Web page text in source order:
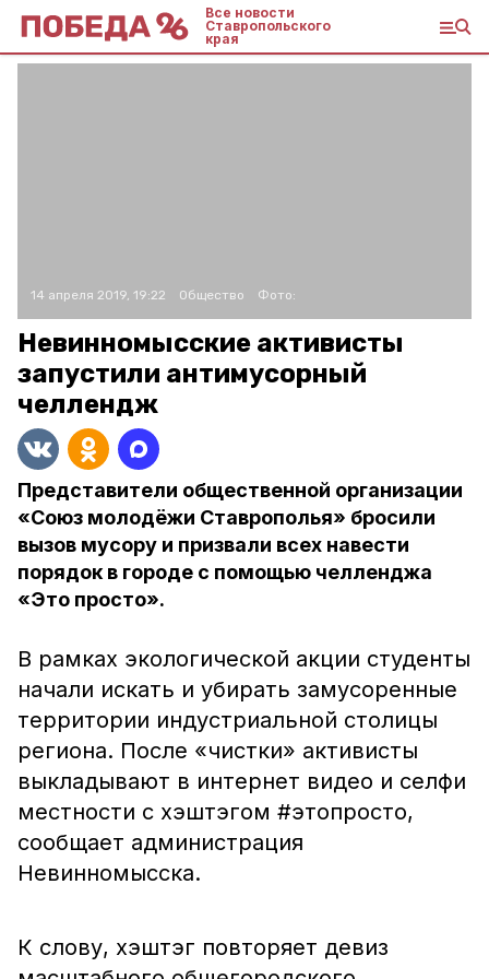
Все новости
Ставропольского
края
14 апреля 2019, 19:22 Общество Фото:
Невинномысские активисты
запустили антимусорный
челлендж
Представители общественной организации
«Союз молодёжи Ставрополья» бросили
вызов мусору и призвали всех навести
порядок в городе с помощью челленджа
«Это просто».
В рамках экологической акции студенты
начали искать и убирать замусоренные
территории индустриальной столицы
региона. После «чистки» активисты
выкладывают в интернет видео и селфи
местности с хэштэгом #этопросто,
сообщает администрация
Невинномысска.
К слову, хэштэг повторяет девиз